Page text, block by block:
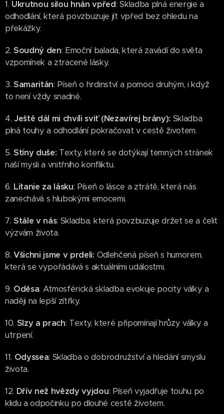
1. Ukrutnou silou hnán vpřed: Skladba plná energie a
odhodlání, která povzbuzuje jít vpřed bez ohledu na
překážky.
2.Soudný den: Emoční balada, která zavádí do světa
vzpomínek a ztracené lásky.
3.Samaritán: Píseň o hrdinství a pomoci druhým, i když
to není vždy snadné.
4.Ještě dál mi chvíli sviť (Nezavírej brány): Skladba
plná touhy a odhodlání pokračovat v cestě životem.
5.Stíny duše: Texty, které se dotýkají temných stránek
naší mysli a vnitřního konfliktu.
6. Litanie za lásku: Píseň o lásce a ztrátě, která nás
zanechává s hlubokými emocemi.
7.Stále v nás: Skladba, která povzbuzuje držet se a čelit
výzvám života.
8.Všichni jsme v prdeli: Odlehčená píseň s humorem,
která se vypořádává s aktuálními událostmi.
9. Oděsa: Atmosférická skladba evokuje pocity války a
naději na lepší zítřky.
10. Slzy a prach: Texty, které připomínají hrůzy války a
utrpení.
11. Odyssea: Skladba o dobrodružství a hledání smyslu
života.
12. Dřív než hvězdy vyjdou: Píseň vyjadřuje touhu po
klidu a odpočinku po dlouhé cestě životem.